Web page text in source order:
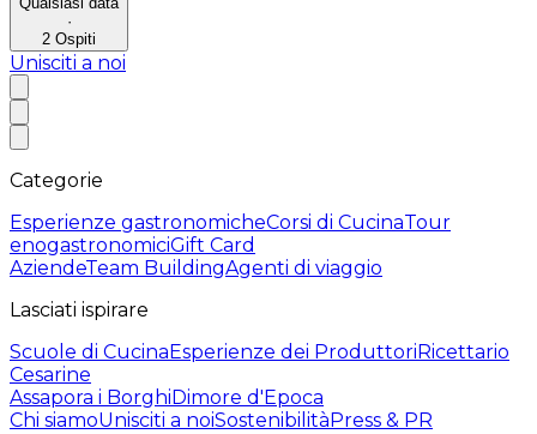
·
2 Ospiti
Unisciti a noi
Categorie
Esperienze gastronomicheCorsi di CucinaTour
enogastronomiciGift Card
AziendeTeam BuildingAgenti di viaggio
Lasciati ispirare
Scuole di CucinaEsperienze dei ProduttoriRicettario
Cesarine
Assapora i BorghiDimore d'Epoca
Chi siamoUnisciti a noiSostenibilitàPress & PR